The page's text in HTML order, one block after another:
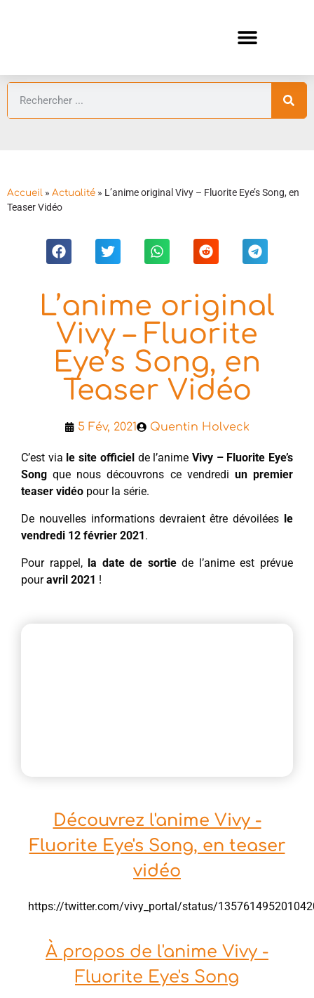
Accueil » Actualité » L’anime original Vivy – Fluorite Eye’s Song, en
Teaser Vidéo
L’anime original
Vivy – Fluorite
Eye’s Song, en
Teaser Vidéo
5 Fév, 2021 Quentin Holveck
C’est via le site officielde l’anime Vivy – Fluorite Eye’s
Song que nous découvrons ce vendredi un premier
teaser vidéo pour la série.
De nouvelles informations devraient être dévoilées le
vendredi 12 février 2021.
Pour rappel, la date de sortiede l’anime est prévue
pouravril 2021 !
Découvrez l'anime Vivy -
Fluorite Eye's Song, en teaser
vidéo
https://twitter.com/vivy_portal/status/
À propos de l'anime Vivy -
Fluorite Eye's Song